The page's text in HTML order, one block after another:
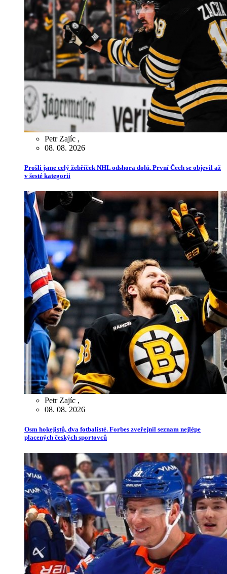
Petr Zajíc ,
08. 08. 2026
Prošli jsme celý žebříček NHL odshora dolů. První Čech se objevil až
v šesté kategorii
Petr Zajíc ,
08. 08. 2026
Osm hokejistů, dva fotbalisté. Forbes zveřejnil seznam nejlépe
placených českých sportovců